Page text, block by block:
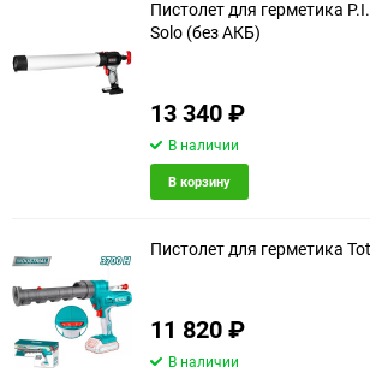
Пистолет для герметика
Solo (без АКБ)
13 340₽
В наличии
В корзину
Пистолет для герметика
11 820₽
В наличии